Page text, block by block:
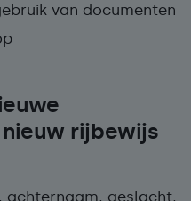
van documenten
rijbewijs
achternaam, geslacht,